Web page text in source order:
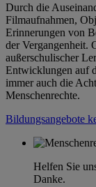
Durch die
Filmaufnahmen,
Erinnerungen von
der Vergangenheit.
außerschulischer
Entwicklungen auf
immer auch die
Menschenrechte.
Bildungsangebote
Helfen Sie
Danke.